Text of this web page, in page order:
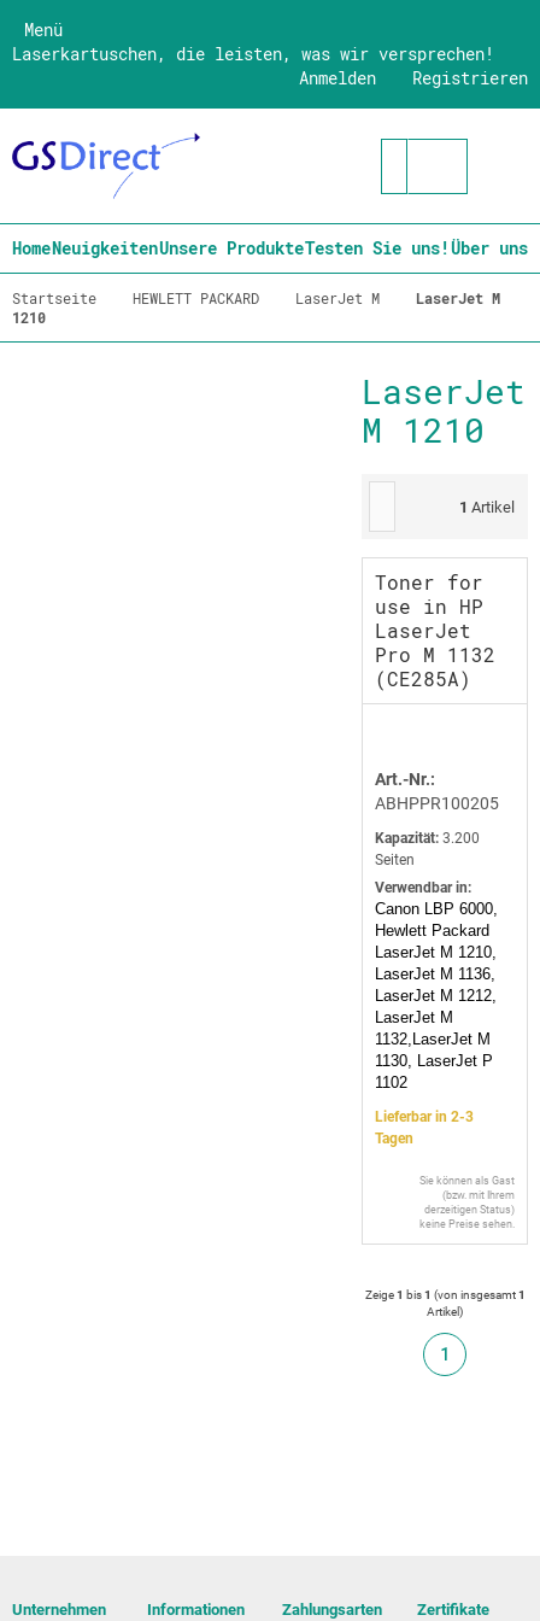
Menü
Laserkartuschen, die leisten, was wir versprechen!
Registrieren
Anmelden
HomeNeuigkeitenUnsere ProdukteTesten Sie uns!Über uns
Startseite HEWLETT PACKARD LaserJet M
LaserJet M
1210
LaserJet
M 1210
1 Artikel
Toner for
use in HP
LaserJet
Pro M 1132
(CE285A)
Art.-Nr.:
ABHPPR100205
Kapazität: 3.200
Seiten
Verwendbar in:
Canon LBP 6000,
Hewlett Packard
LaserJet M 1210,
LaserJet M 1136,
LaserJet M 1212,
LaserJet M
1132,LaserJet M
1130, LaserJet P
1102
Lieferbar in 2-3
Tagen
Sie können als Gast
(bzw. mit Ihrem
derzeitigen Status)
keine Preise sehen.
Zeige1 bis1 (von insgesamt1
Artikel)
1
Unternehmen Informationen Zahlungsarten Zertifikate